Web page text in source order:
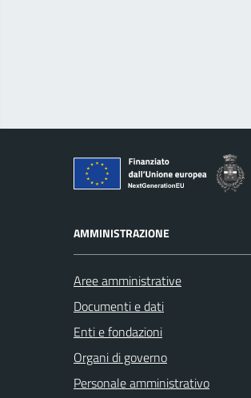
AMMINISTRAZIONE
Aree amministrative
Documenti e dati
Enti e fondazioni
Organi di governo
Personale amministrativo